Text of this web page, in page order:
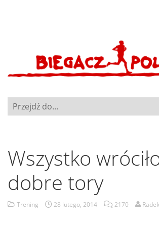
Wszystko
dobre tory
Trening 28 lutego, 2014 2170 Radek